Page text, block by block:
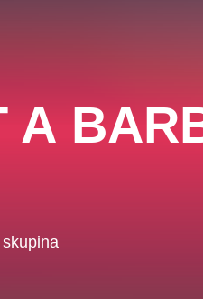
Apremiéra klasickáhudba